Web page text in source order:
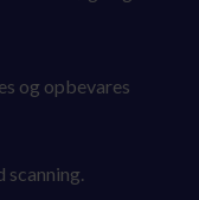
og opbevares
scanning.